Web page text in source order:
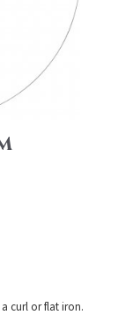
curl or flat iron.